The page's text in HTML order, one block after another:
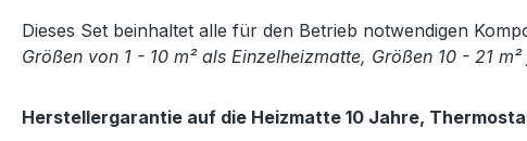
Dieses Set beinhaltet alle für den Betrieb notwendigen
Größen von 1 - 10 m² als Einzelheizmatte, Größen 10 - 21
Herstellergarantie auf die Heizmatte 10 Jahre,